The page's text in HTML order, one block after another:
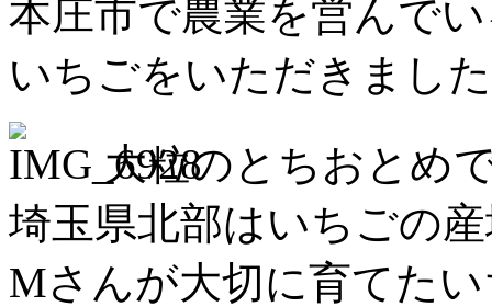
本庄市で農業を営んで
いちごをいただきまし
大粒のとちおとめ
埼玉県北部はいちごの
Mさんが大切に育てた